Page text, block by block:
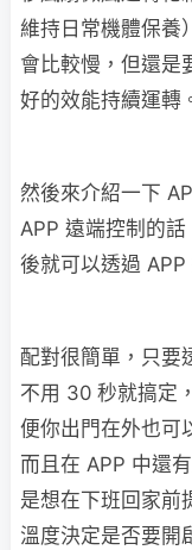
維持日常機體保養
會比較慢，但還是
好的效能持續運轉
然後來介紹一下
APP 遠端控制的
後就可以透過 APP
配對很簡單，只
不用 30 秒就搞定
便你出門在外也可
而且在 APP 中還
是想在下班回家前
溫度決定是否要開